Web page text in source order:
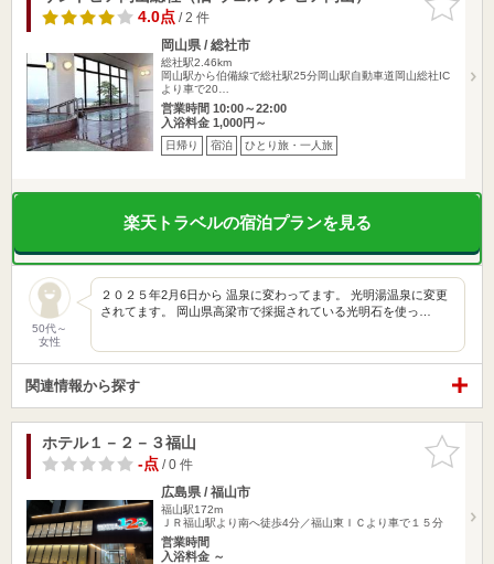
りに追加
4.0点/ 2 件
岡山県 / 総社市
総社駅2.46km
岡山駅から伯備線で総社駅25分岡山駅自動車道岡山総社IC
より車で20…
営業時間 10:00～22:00
入浴料金 1,000円～
日帰り 宿泊 ひとり旅・一人旅
楽天トラベルの宿泊プランを見る
50代～
女性
２０２５年2月6日から 温泉に変わってます。 光明湯温泉に変更
されてます。 岡山県高梁市で採掘されている光明石を使っ…
関連情報から探す
お気に入
りに追加
ホテル１－２－３福山
-点/ 0 件
広島県 / 福山市
福山駅172m
ＪＲ福山駅より南へ徒歩4分／福山東ＩＣより車で１５分
営業時間
入浴料金 ～